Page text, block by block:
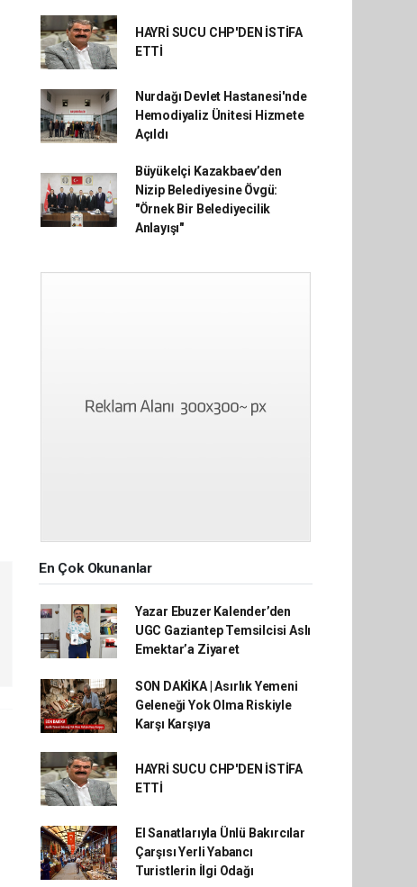
HAYRİ SUCU CHP'DEN İSTİFA
ETTİ
Nurdağı Devlet Hastanesi'nde
Hemodiyaliz Ünitesi Hizmete
Açıldı
Büyükelçi Kazakbaev’den
Nizip Belediyesine Övgü:
"Örnek Bir Belediyecilik
Anlayışı"
En Çok Okunanlar
Yazar Ebuzer Kalender’den
UGC Gaziantep Temsilcisi Aslı
Emektar’a Ziyaret
SON DAKİKA | Asırlık Yemeni
Geleneği Yok Olma Riskiyle
Karşı Karşıya
HAYRİ SUCU CHP'DEN İSTİFA
ETTİ
El Sanatlarıyla Ünlü Bakırcılar
Çarşısı Yerli Yabancı
Turistlerin İlgi Odağı